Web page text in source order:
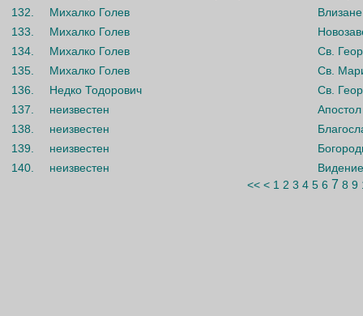
132.
Михалко Голев
133.
Михалко Голев
134.
Михалко Голев
Св.
135.
Михалко Голев
Св.
136.
Недко Тодорович
Св.
137.
неизвестен
138.
неизвестен
139.
неизвестен
140.
неизвестен
<< < 1 2 3 4 5 6 7 8 9